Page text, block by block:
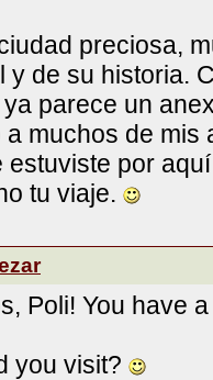
preciosa,
y de su historia.
parece un
a muchos de mis
estuviste por
tu viaje.
Poli! You have
you visit?